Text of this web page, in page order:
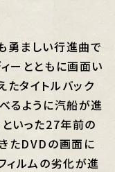
勇ましい行進曲で
ーとともに画面い
タイトルバック
るように汽船が進
いった27年前の
たDVDの画面に
ィルムの劣化が進